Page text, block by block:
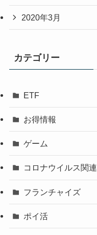
2020年3月
カテゴリー
ETF
お得情報
ゲーム
コロナウイルス関連
フランチャイズ
ポイ活